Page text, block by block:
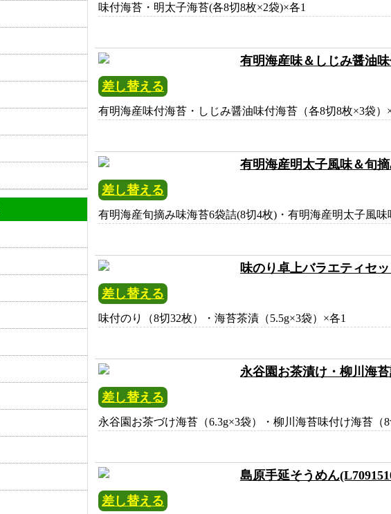
味付海苔・明太子海苔(各8切8枚×2袋)×各1
有明海産味＆しじみ醤油
差し替える
有明海産味付海苔・しじみ醤油味付海苔（各8切8枚×3袋）
有明海産明太子風味＆旬
差し替える
有明海産旬摘み味海苔6袋詰(8切4枚)・有明海産明太子風味
味のり卓上バラエティセ
差し替える
味付のり（8切32枚）・海苔茶漬（5.5g×3袋）×各1
永谷園お茶漬け・柳川海
差し替える
永谷園お茶づけ海苔（6.3g×3袋）・柳川海苔味付け海苔（8
島原手延そうめん
差し替える